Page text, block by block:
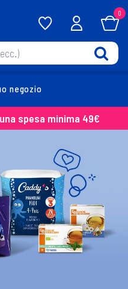
0
negozio
spesa minima 49€